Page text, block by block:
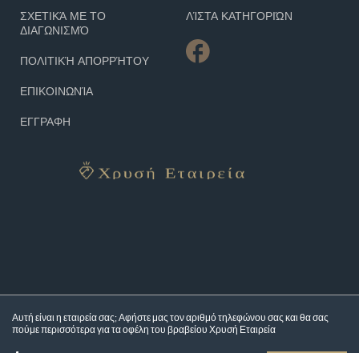
Αυτή είναι η εταιρεία σας; Αφήστε μας τον αριθμό τηλεφώνου σας και θα σας
πούμε περισσότερα για ταοφέλη του βραβείου Χρυσή Εταιρεία
ΣΧΕΤΙΚΆ ΜΕ ΤΟ
ΔΙΑΓΩΝΙΣΜΌ
ΠΟΛΙΤΙΚΉ ΑΠΟΡΡΉΤΟΥ
ΕΠΙΚΟΙΝΩΝΊΑ
ΕΓΓΡΑΦΗ
ΛΊΣΤΑ ΚΑΤΗΓΟΡΙΏΝ